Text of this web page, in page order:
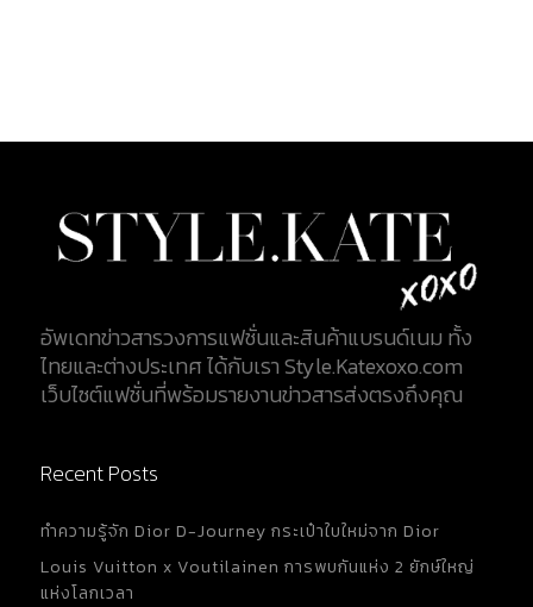
อัพเดทข่าวสารวงการแฟชั่นและสินค้าแบรนด์เนม ทั้ง
ไทยและต่างประเทศ ได้กับเรา Style.Katexoxo.com
เว็บไซต์แฟชั่นที่พร้อมรายงานข่าวสารส่งตรงถึงคุณ
Recent Posts
ทำความรู้จัก Dior D-Journey กระเป๋าใบใหม่จาก Dior
Louis Vuitton x Voutilainen การพบกันแห่ง 2 ยักษ์ใหญ่
แห่งโลกเวลา